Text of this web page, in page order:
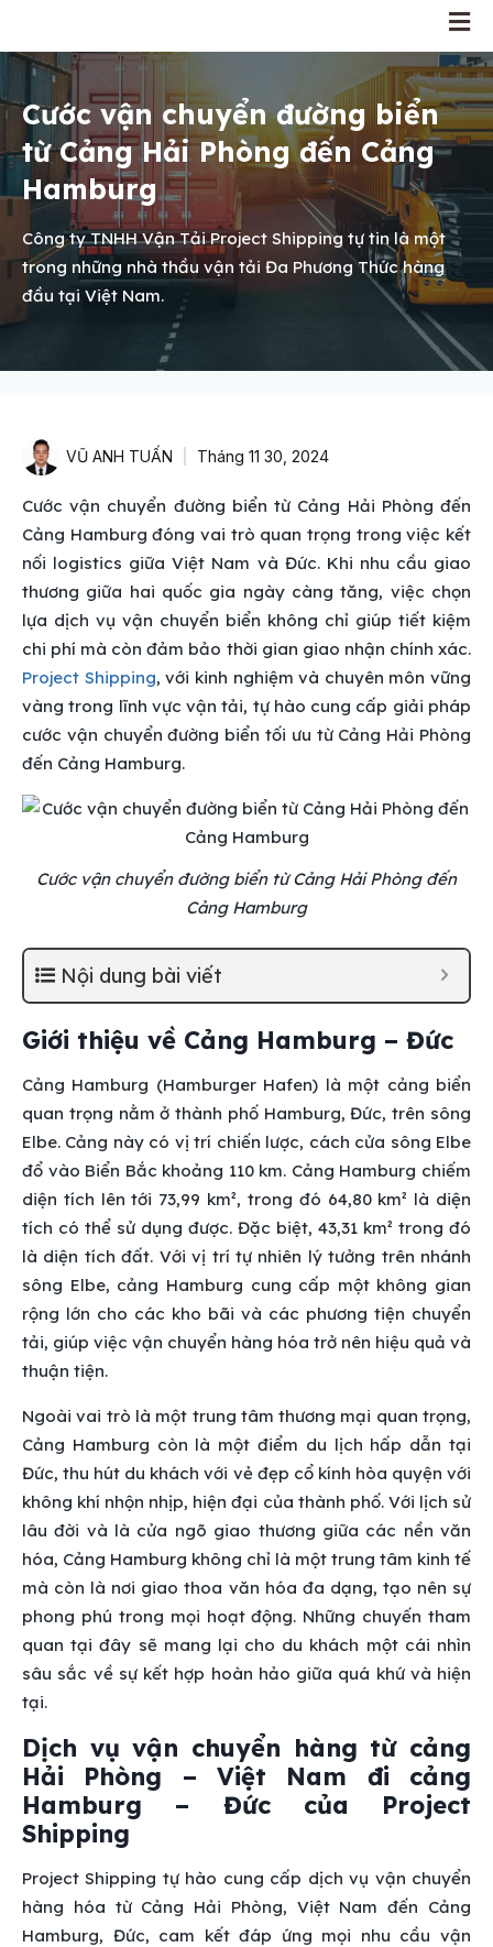
Cước vận chuyển đường biển
từ Cảng Hải Phòng đến Cảng
Hamburg
Công ty TNHH Vận Tải Project Shipping tự tin là một
trong những nhà thầu vận tải Đa Phương Thức hàng
đầu tại Việt Nam.
VŨ ANH TUẤN Tháng 11 30, 2024
Cước vận chuyển đường biển từ Cảng Hải Phòng đến
Cảng Hamburg đóng vai trò quan trọng trong việc kết
nối logistics giữa Việt Nam và Đức. Khi nhu cầu giao
thương giữa hai quốc gia ngày càng tăng, việc chọn
lựa dịch vụ vận chuyển biển không chỉ giúp tiết kiệm
chi phí mà còn đảm bảo thời gian giao nhận chính xác.
Project Shipping, với kinh nghiệm và chuyên môn vững
vàng trong lĩnh vực vận tải, tự hào cung cấp giải pháp
cước vận chuyển đường biển tối ưu từ Cảng Hải Phòng
đến Cảng Hamburg.
Cước vận chuyển đường biển từ Cảng Hải Phòng đến
Cảng Hamburg
Nội dung bài viết
Giới thiệu về Cảng Hamburg – Đức
Cảng Hamburg (Hamburger Hafen) là một cảng biển
quan trọng nằm ở thành phố Hamburg, Đức, trên sông
Elbe. Cảng này có vị trí chiến lược, cách cửa sông Elbe
đổ vào Biển Bắc khoảng 110 km. Cảng Hamburg chiếm
diện tích lên tới 73,99 km², trong đó 64,80 km² là diện
tích có thể sử dụng được. Đặc biệt, 43,31 km² trong đó
là diện tích đất. Với vị trí tự nhiên lý tưởng trên nhánh
sông Elbe, cảng Hamburg cung cấp một không gian
rộng lớn cho các kho bãi và các phương tiện chuyển
tải, giúp việc vận chuyển hàng hóa trở nên hiệu quả và
thuận tiện.
Ngoài vai trò là một trung tâm thương mại quan trọng,
Cảng Hamburg còn là một điểm du lịch hấp dẫn tại
Đức, thu hút du khách với vẻ đẹp cổ kính hòa quyện với
không khí nhộn nhịp, hiện đại của thành phố. Với lịch sử
lâu đời và là cửa ngõ giao thương giữa các nền văn
hóa, Cảng Hamburg không chỉ là một trung tâm kinh tế
mà còn là nơi giao thoa văn hóa đa dạng, tạo nên sự
phong phú trong mọi hoạt động. Những chuyến tham
quan tại đây sẽ mang lại cho du khách một cái nhìn
sâu sắc về sự kết hợp hoàn hảo giữa quá khứ và hiện
tại.
Dịch vụ vận chuyển hàng từ cảng
Hải Phòng – Việt Nam đi cảng
Hamburg – Đức của Project
Shipping
Project Shipping tự hào cung cấp dịch vụ vận chuyển
hàng hóa từ Cảng Hải Phòng, Việt Nam đến Cảng
Hamburg, Đức, cam kết đáp ứng mọi nhu cầu vận